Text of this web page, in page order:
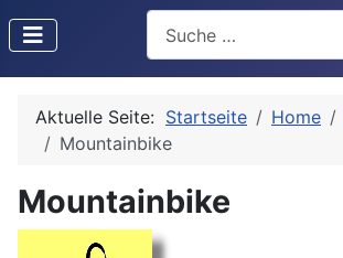
Search
Type 2 or more
Aktuelle Seite: Startseite Home
Mountainbike
Mountainbike